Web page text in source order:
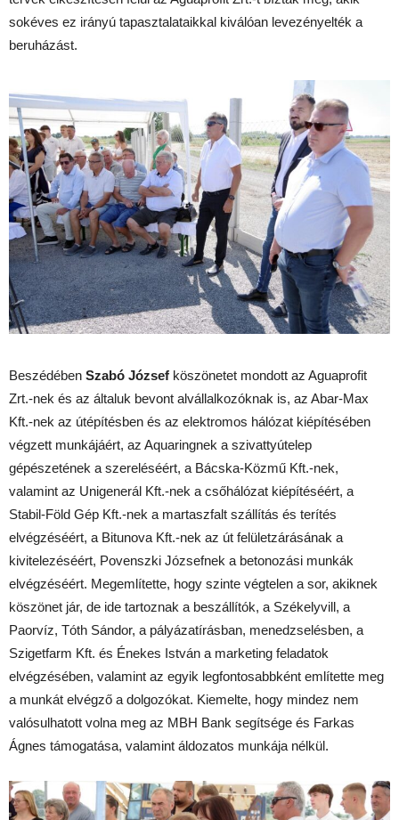
sokéves ez irányú tapasztalataikkal kiválóan levezényelték a
beruházást.
Beszédében Szabó József köszönetet mondott az Aguaprofit
Zrt.-nek és az általuk bevont alvállalkozóknak is, az Abar-Max
Kft.-nek az útépítésben és az elektromos hálózat kiépítésében
végzett munkájáért, az Aquaringnek a szivattyútelep
gépészetének a szereléséért, a Bácska-Közmű Kft.-nek,
valamint az Unigenerál Kft.-nek a csőhálózat kiépítéséért, a
Stabil-Föld Gép Kft.-nek a martaszfalt szállítás és terítés
elvégzéséért, a Bitunova Kft.-nek az út felületzárásának a
kivitelezéséért, Povenszki Józsefnek a betonozási munkák
elvégzéséért. Megemlítette, hogy szinte végtelen a sor, akiknek
köszönet jár, de ide tartoznak a beszállítók, a Székelyvill, a
Paorvíz, Tóth Sándor, a pályázatírásban, menedzselésben, a
Szigetfarm Kft. és Énekes István a marketing feladatok
elvégzésében, valamint az egyik legfontosabbként említette meg
a munkát elvégző a dolgozókat. Kiemelte, hogy mindez nem
valósulhatott volna meg az MBH Bank segítsége és Farkas
Ágnes támogatása, valamint áldozatos munkája nélkül.